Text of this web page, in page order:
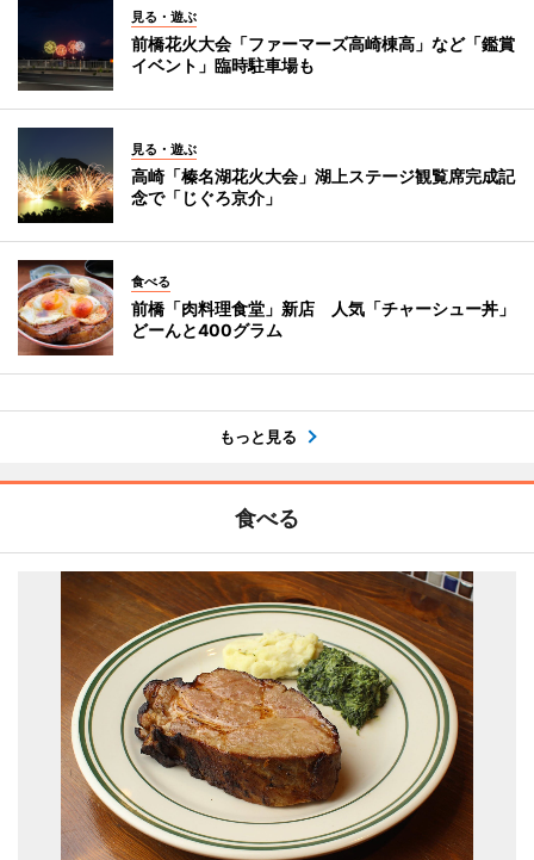
見る・遊ぶ
前橋花火大会「ファーマーズ高崎棟高」など「鑑賞
イベント」臨時駐車場も
見る・遊ぶ
高崎「榛名湖花火大会」湖上ステージ観覧席完成記
念で「じぐろ京介」
食べる
前橋「肉料理食堂」新店 人気「チャーシュー丼」
どーんと400グラム
もっと見る
食べる